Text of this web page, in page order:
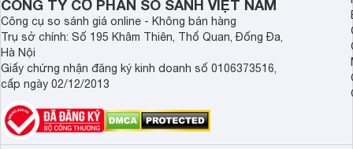
CÔNG TY CỔ PHẦN SO SÁNH VIỆT NAM
Công cụ so sánh giá online - Không bán hàng
Trụ sở chính: Số 195 Khâm Thiên, Thổ Quan, Đống Đa,
Hà Nội
Giấy chứng nhận đăng ký kinh doanh số 0106373516,
cấp ngày 02/12/2013